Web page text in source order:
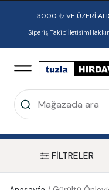
3000 ₺ VE ÜZERİ
Sipariş Takibiİletisim
FİLTRELER